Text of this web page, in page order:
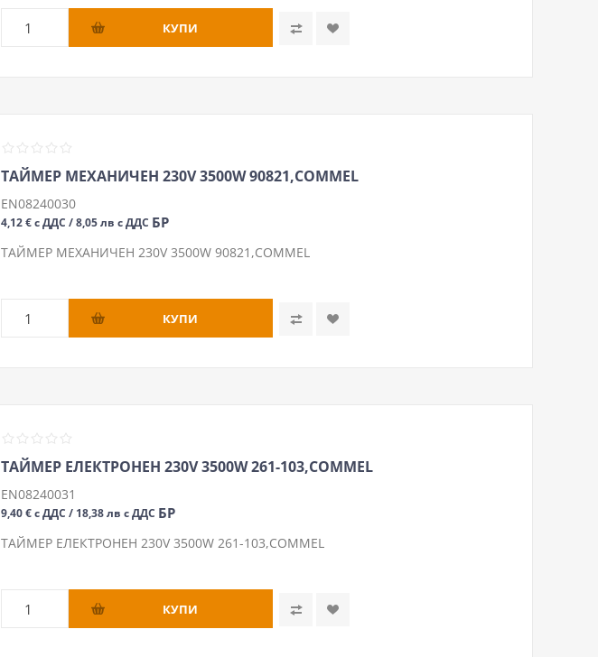
ТАЙМЕР МЕХАНИЧЕН 230V 3500W 90821,COMMEL
EN08240030
4,12 € с ДДС / 8,05 лв с ДДС БР
ТАЙМЕР МЕХАНИЧЕН 230V 3500W 90821,COMMEL
ТАЙМЕР ЕЛЕКТРОНЕН 230V 3500W 261-103,COMMEL
EN08240031
9,40 € с ДДС / 18,38 лв с ДДС БР
ТАЙМЕР ЕЛЕКТРОНЕН 230V 3500W 261-103,COMMEL